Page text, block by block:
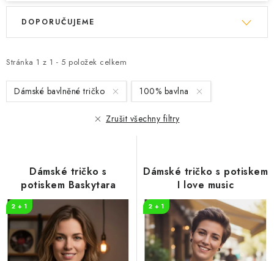
Obchodní podmínky
Zásady zpracování ochrany osobních údajů
Napište nám
Kontakty
V
i
s
p
t
ů
Stránka 1 z 1 - 5 položek celkem
Ř
e
n
í
k
t
ů
DOPORUČUJEME
Dámské bavlněné tričko 100% bavlna
Zrušit všechny filtry
Dámské tričko s
potiskem Baskytara
2 + 1
Dámské tričko s potiskem
I love music
2 + 1